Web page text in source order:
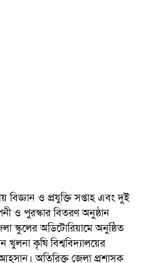
বিজ্ঞান ও প্রযুক্তি সপ্তাহ এবং দুই
ও পুরস্কার বিতরণ অনুষ্ঠান
স্কুলের অডিটোরিয়ামে অনুষ্ঠিত
কৃষি বিশ্ববিদ্যালয়ের
অতিরিক্ত জেলা প্রশাসক